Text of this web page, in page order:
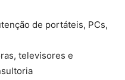
de portáteis, PCs,
televisores e